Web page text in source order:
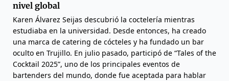
nivel global
Karen Álvarez Seijas descubrió la coctelería mientras
estudiaba en la universidad. Desde entonces, ha creado
una marca de catering de cócteles y ha fundado un bar
oculto en Trujillo. En julio pasado, participó de “Tales of the
Cocktail 2025”, uno de los principales eventos de
bartenders del mundo, donde fue aceptada para hablar